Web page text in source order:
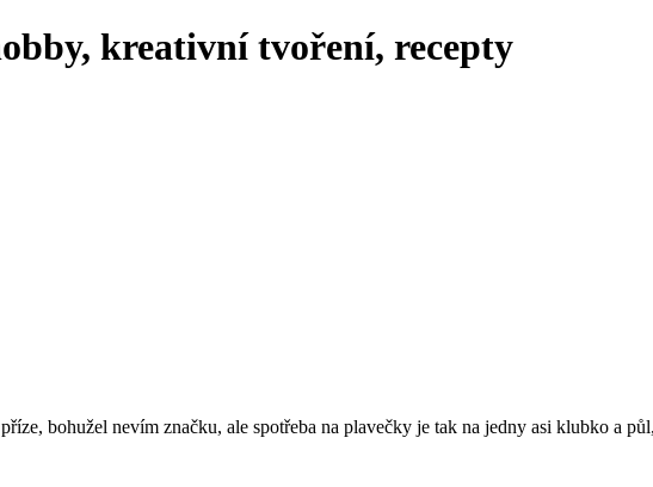
kreativní tvoření, recepty
bohužel nevím značku, ale spotřeba na plavečky je tak na jedny asi klubko a